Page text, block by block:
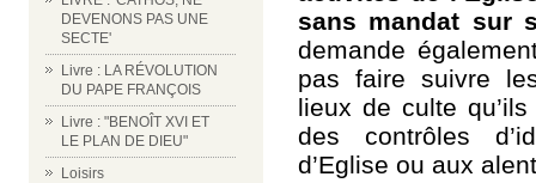
DEVENONS PAS UNE
SECTE'
Livre : LA RÉVOLUTION
DU PAPE FRANÇOIS
Livre : "BENOÎT XVI ET
LE PLAN DE DIEU"
Loisirs
sans mandat sur
demande
pas faire suivre
lieux de culte
des contrôles
d’Eglise ou aux